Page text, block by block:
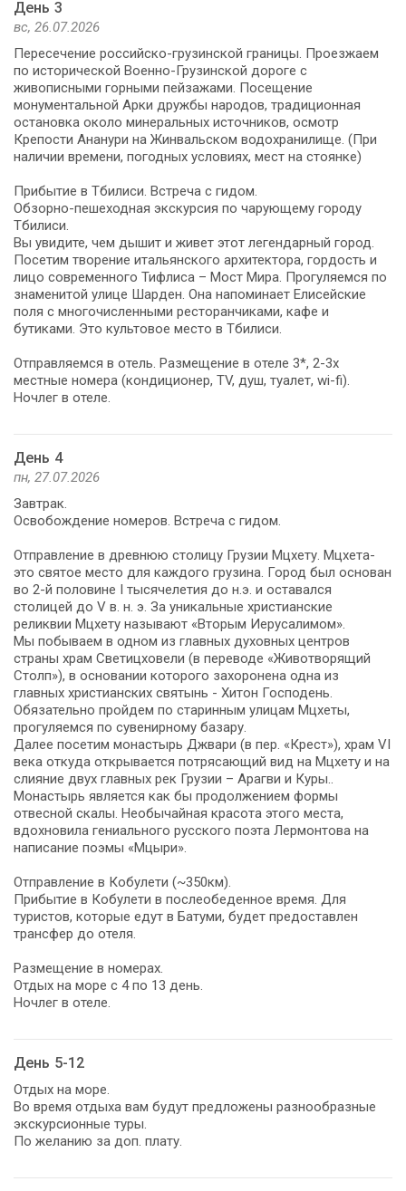
День 3
вс, 26.07.2026
Пересечение российско-грузинской границы. Проезжаем
по исторической Военно-Грузинской дороге с
живописными горными пейзажами. Посещение
монументальной Арки дружбы народов, традиционная
остановка около минеральных источников, осмотр
Крепости Ананури на Жинвальском водохранилище. (При
наличии времени, погодных условиях, мест на стоянке)
Прибытие в Тбилиси. Встреча с гидом.
Обзорно-пешеходная экскурсия по чарующему городу
Тбилиси.
Вы увидите, чем дышит и живет этот легендарный город.
Посетим творение итальянского архитектора, гордость и
лицо современного Тифлиса – Мост Мира. Прогуляемся по
знаменитой улице Шарден. Она напоминает Елисейские
поля с многочисленными ресторанчиками, кафе и
бутиками. Это культовое место в Тбилиси.
Отправляемся в отель. Размещение в отеле 3*, 2-3х
местные номера (кондиционер, TV, душ, туалет, wi-fi).
Ночлег в отеле.
День 4
пн, 27.07.2026
Завтрак.
Освобождение номеров. Встреча с гидом.
Отправление в древнюю столицу Грузии Мцхету. Мцхета-
это святое место для каждого грузина. Город был основан
во 2-й половине I тысячелетия до н.э. и оставался
столицей до V в. н. э. За уникальные христианские
реликвии Мцхету называют «Вторым Иерусалимом».
Мы побываем в одном из главных духовных центров
страны храм Светицховели (в переводе «Животворящий
Столп»), в основании которого захоронена одна из
главных христианских святынь - Хитон Господень.
Обязательно пройдем по старинным улицам Мцхеты,
прогуляемся по сувенирному базару.
Далее посетим монастырь Джвари (в пер. «Крест»), храм VI
века откуда открывается потрясающий вид на Мцхету и на
слияние двух главных рек Грузии – Арагви и Куры..
Монастырь является как бы продолжением формы
отвесной скалы. Необычайная красота этого места,
вдохновила гениального русского поэта Лермонтова на
написание поэмы «Мцыри».
Отправление в Кобулети (~350км).
Прибытие в Кобулети в послеобеденное время. Для
туристов, которые едут в Батуми, будет предоставлен
трансфер до отеля.
Размещение в номерах.
Отдых на море с 4 по 13 день.
Ночлег в отеле.
День 5-12
Отдых на море.
Во время отдыха вам будут предложены разнообразные
экскурсионные туры.
По желанию за доп. плату.